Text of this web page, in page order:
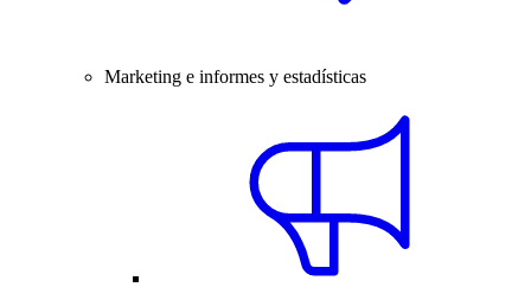
Marketing e informes y estadísticas